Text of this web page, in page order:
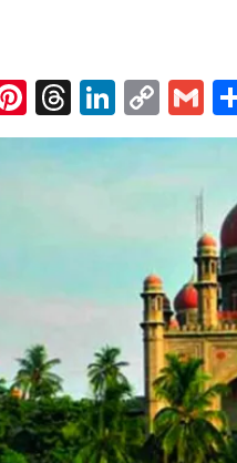
Pinterest
ThreadsCopy
Link